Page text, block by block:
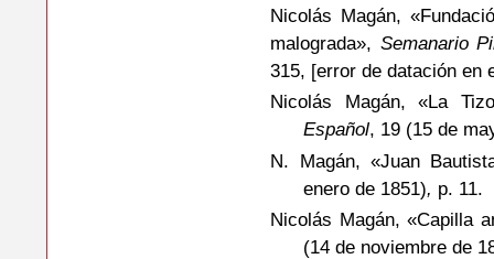
Nicolás Magán,
malograda», Semanario
315, [error de datación en
Nicolás Magán, «La
Español, 19 (15 de
N. Magán, «Juan
enero de 1851), p. 11.
Nicolás Magán, «Capilla
(14 de noviembre de